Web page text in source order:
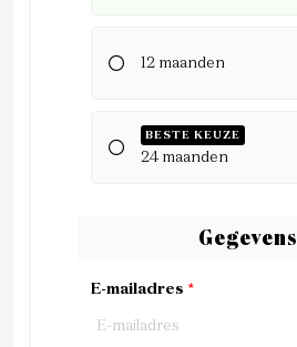
12 maanden
BESTE KEUZE
24 maanden
Gegevens
E-mailadres *